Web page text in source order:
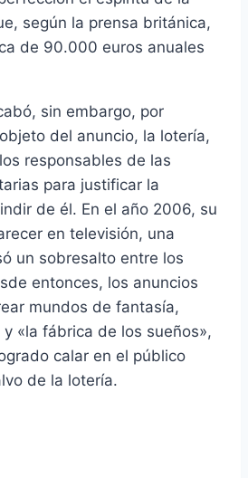
según la prensa británica,
de 90.000 euros anuales
sin embargo, por
del anuncio, la lotería,
responsables de las
para justificar la
de él. En el año 2006, su
en televisión, una
un sobresalto entre los
entonces, los anuncios
mundos de fantasía,
«la fábrica de los sueños»,
calar en el público
de la lotería.